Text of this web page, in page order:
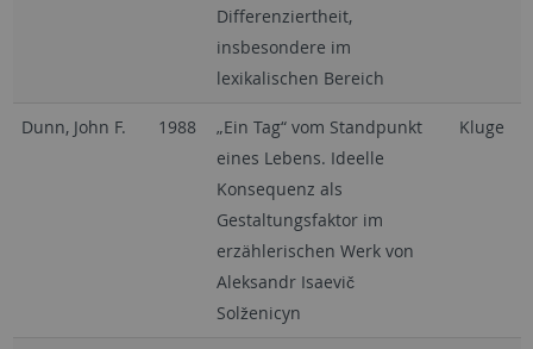
Differenziertheit,
insbesondere im
lexikalischen Bereich
Dunn, John F. 1988
„Ein Tag“ vom Standpunkt
eines Lebens. Ideelle
Konsequenz als
Gestaltungsfaktor im
erzählerischen Werk von
Aleksandr Isaevič
Solženicyn
Kluge